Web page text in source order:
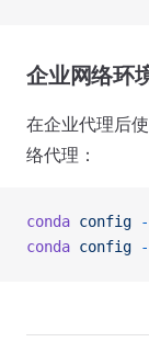
企业网络环
在企业代理后
络代理：
conda config
conda config